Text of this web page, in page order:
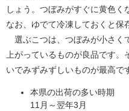
しょう。つぼみがすぐに黄色く
なお、ゆでて冷凍しておくと保
選ぶこつは、つぼみが小さく
上がっているものが良品です
いでみずみずしいものが最高で
本県の出荷の多い時期
11月～翌年3月